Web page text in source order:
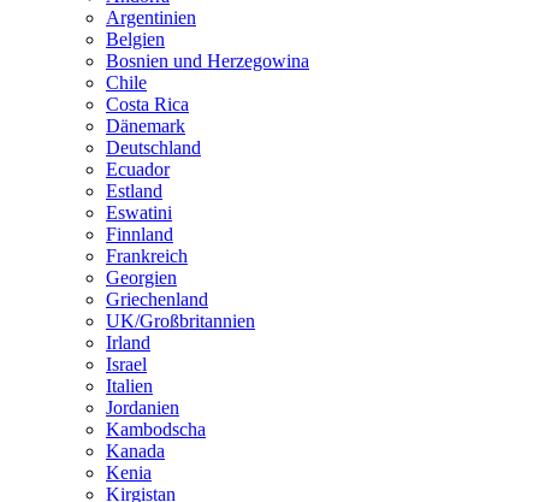
Argentinien
Belgien
Bosnien und Herzegowina
Chile
Costa Rica
Dänemark
Deutschland
Ecuador
Estland
Eswatini
Finnland
Frankreich
Georgien
Griechenland
UK/Großbritannien
Irland
Israel
Italien
Jordanien
Kambodscha
Kanada
Kenia
Kirgistan